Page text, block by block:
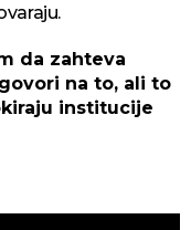
da zahteva
na to, ali to
institucije